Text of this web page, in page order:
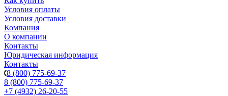
Условия оплаты
Условия доставки
Компания
О компании
Контакты
Юридическая информация
Контакты
8 (800) 775-69-37
8 (800) 775-69-37
+7 (4932) 26-20-55